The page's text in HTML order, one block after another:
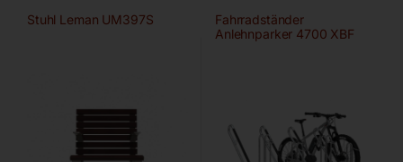
Stuhl Leman UM397S
Fahrradständer
Anlehnparker 4700 XBF